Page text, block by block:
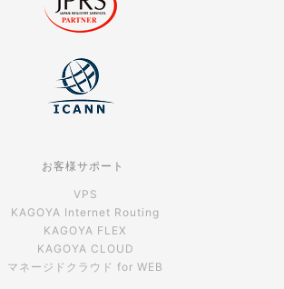
お客様サポート
VPS
KAGOYA Internet Routing
KAGOYA FLEX
KAGOYA CLOUD
マネージドクラウド for WEB